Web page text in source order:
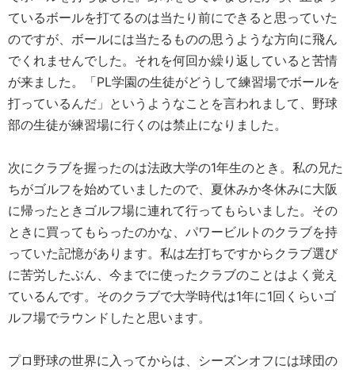
ているボールを打てるのは当たり前にできると思っていた
のですが、ボールには当たるものの思うような方向に飛ん
でくれませんでした。それを何回か繰り返していると苦情
が来ました。「PL学園の生徒がどうして練習場でボールを
打っているんだ」というようなことを言われまして、野球
部の生徒が練習場に行くのは禁止になりました。
次にクラブを握ったのは法政大学の1年生のとき。私の兄た
ちがゴルフを始めていましたので、夏休みか冬休みに大阪
に帰ったときゴルフ場に連れて行ってもらいました。その
ときに買ってもらったのかな、パワービルトのクラブを持
っていた記憶があります。私は左打ちですからクラブ選び
に苦労したぶん、今までに使ったクラブのことはよく覚え
ているんです。そのクラブで大学時代は1年に1回くらいゴ
ルフ場でラウンドしたと思います。
プロ野球の世界に入ってからは、シーズンオフには球団の